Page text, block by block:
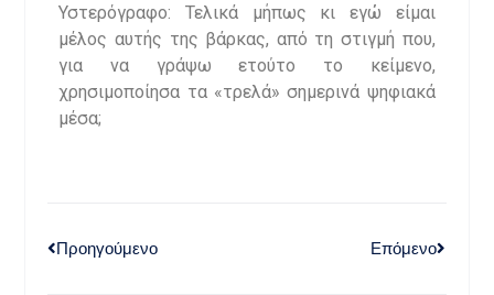
Υστερόγραφο: Τελικά μήπως κι εγώ είμαι
μέλος αυτής της βάρκας, από τη στιγμή που,
για να γράψω ετούτο το κείμενο,
χρησιμοποίησα τα «τρελά» σημερινά ψηφιακά
μέσα;
Προηγούμενο Επόμενο